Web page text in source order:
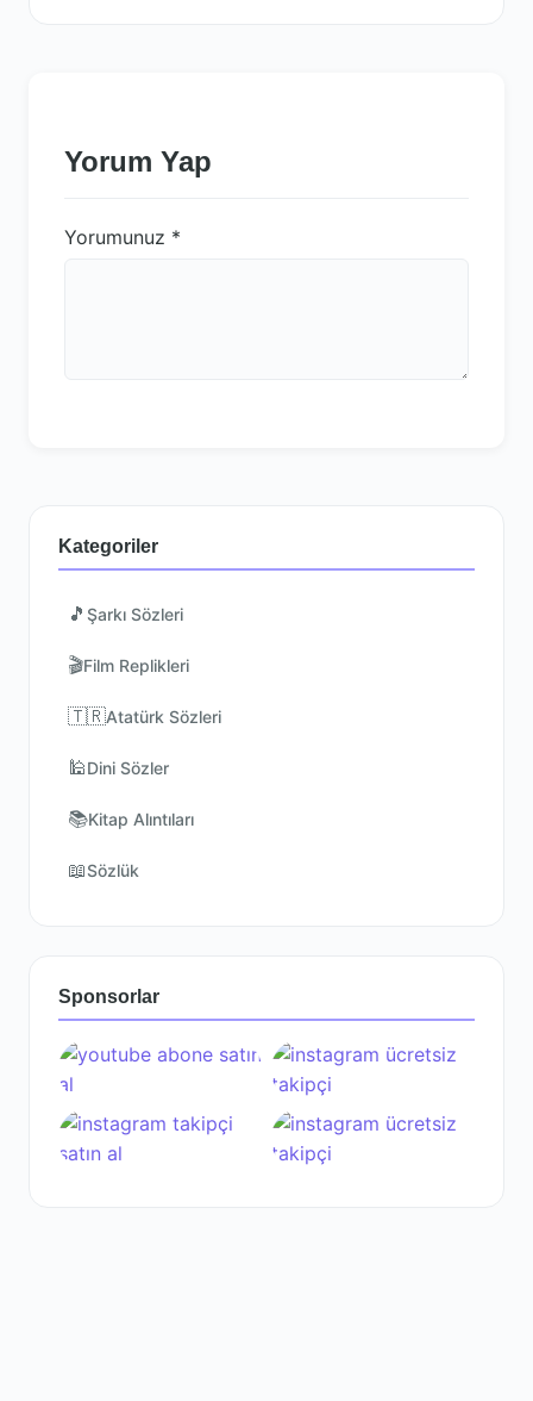
Yorum Yap
Yorumunuz *
Kategoriler
🎵 Şarkı Sözleri
🎬Film Replikleri
🇹🇷Atatürk Sözleri
🕌Dini Sözler
📚Kitap Alıntıları
📖Sözlük
Sponsorlar